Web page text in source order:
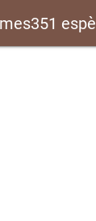
espèces